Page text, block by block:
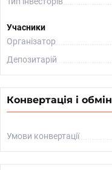
Учасники
Організатор
Депозитарій
Конвертація і обмін
Умови конвертації